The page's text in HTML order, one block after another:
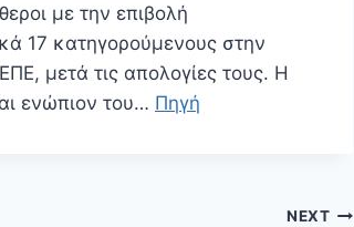
με την επιβολή
17 κατηγορούμενους στην
μετά τις απολογίες τους. Η
ενώπιον του… Πηγή
NEXT